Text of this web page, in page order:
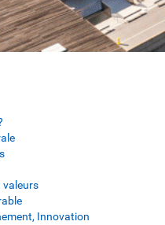
valeurs
Innovation